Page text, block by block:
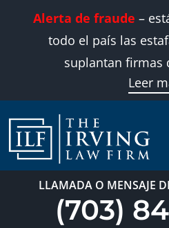
Alerta de fraude –
todo el país las
suplantan firmas
Leer
LLAMADA O MENSAJE
(703)